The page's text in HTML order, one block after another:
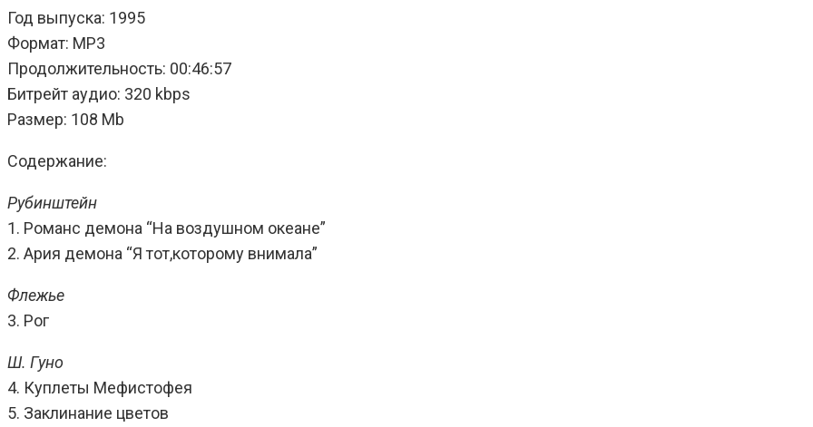
Год выпуска: 1995
Формат: MP3
Продолжительность: 00:46:57
Битрейт аудио: 320 kbps
Размер: 108 Mb
Содержание:
Рубинштейн
1. Романс демона “На воздушном океане”
2. Ария демона “Я тот,которому внимала”
Флежье
3. Рог
Ш. Гуно
4. Куплеты Мефистофея
5. Заклинание цветов